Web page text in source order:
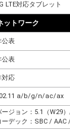
LTE対応タブレット
ットワーク
公表
公表
対応
a/b/g/n/ac/ax
ージョン：5.1（W29
ーデック：SBC / AAC